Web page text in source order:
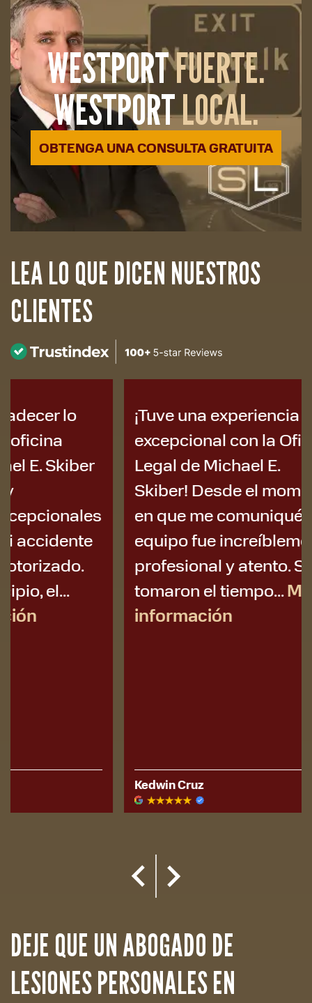
WESTPORTFUERTE.
WESTPORTLOCAL.
OBTENGA UNA CONSULTA GRATUITA
LEA LO QUE DICEN NUESTROS
CLIENTES
¡Tuve una experiencia
excepcional con la Oficina
Legal de Michael E.
Skiber! Desde el momento
en que me comuniqué, su
equipo fue increíblemente
profesional y atento. Se
tomaron el tiempo...Más
información
Tuve
coche
vida
tenía
estrés,
DEJE QUE UN ABOGADO DE
LESIONES PERSONALES EN